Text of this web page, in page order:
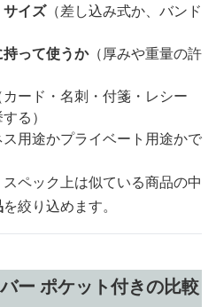
イズ（差し込み式か、バンド
って使うか（厚みや重量の許
カード・名刺・付箋・レシー
る）
ス用途かプライベート用途かで
ペック上は似ている商品の中
を絞り込めます。
ー ポケット付きの比較